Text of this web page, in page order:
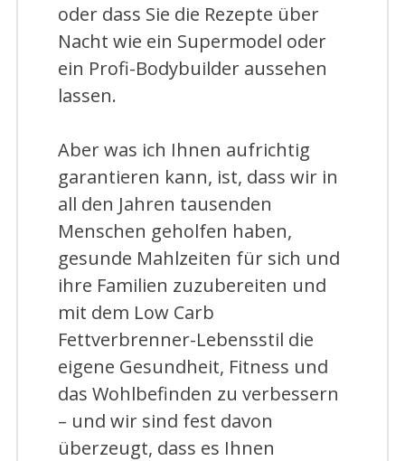
oder dass Sie die Rezepte über
Nacht wie ein Supermodel oder
ein Profi-Bodybuilder aussehen
lassen.
Aber was ich Ihnen aufrichtig
garantieren kann, ist, dass wir in
all den Jahren tausenden
Menschen geholfen haben,
gesunde Mahlzeiten für sich und
ihre Familien zuzubereiten und
mit dem Low Carb
Fettverbrenner-Lebensstil die
eigene Gesundheit, Fitness und
das Wohlbefinden zu verbessern
– und wir sind fest davon
überzeugt, dass es Ihnen